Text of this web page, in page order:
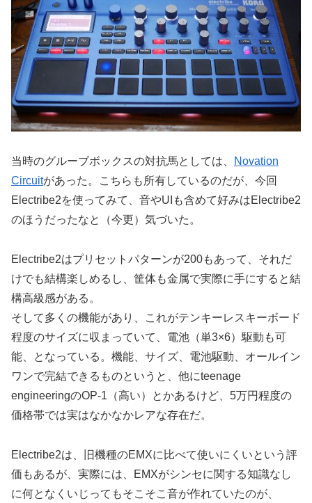
当時のグルーブボックスの対抗馬としては、
Novation
Circuitがあった。こちらも所有しているのだが、今回
Electribe2を使ってみて、音やUIも含めて好みはElectribe2
のほうだったなと（今更）気づいた。
Electribe2はプリセットパターンが200もあって、それだ
けでも結構楽しめるし、筐体も金属で実際に手にすると結
構高級感がある。
そして多くの機能があり、これがテンキーレスキーボード
程度のサイズに収まっていて、電池（単3×6）駆動も可
能、となっている。機能、サイズ、電池駆動、オールイン
ワンで完結できるものというと、他にteenage
engineeringのOP-1（高い）とかあるけど、5万円程度の
価格帯では実はなかなかレアな存在だ。
Electribe2は、旧機種のEMXに比べて使いにくいという評
価もあるが、実際には、EMXがシンセに関する知識なし
に何となくいじってもそこそこ音が作れていたのが、